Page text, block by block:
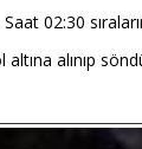
02:30
alınıp